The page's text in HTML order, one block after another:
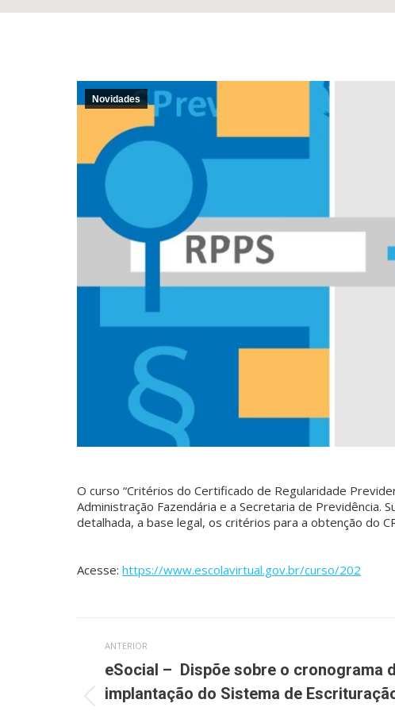
Novidades
O curso “Critérios do Certificado de Regularidade
Administração Fazendária e a Secretaria de
detalhada, a base legal, os critérios para a obtenção do
Acesse: https://www.escolavirtual.gov.br/curso/202
Navegação
post:
ANTERIOR
Post
eSocial – Dispõe sobre o cronograma
implantação do Sistema de